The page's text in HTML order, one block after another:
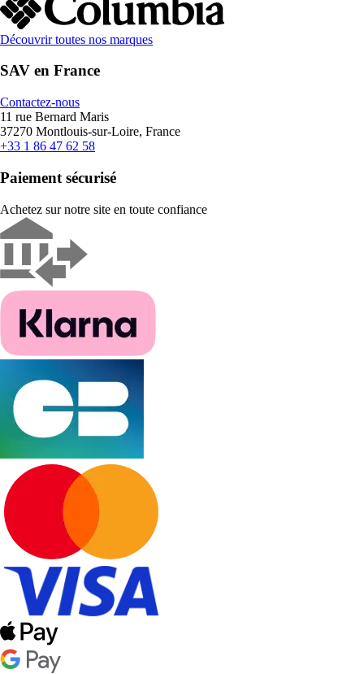
Découvrir toutes nos marques
SAV en France
Contactez-nous
11 rue Bernard Maris
37270 Montlouis-sur-Loire, France
+33 1 86 47 62 58
Paiement sécurisé
Achetez sur notre site en toute confiance